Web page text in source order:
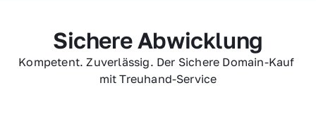
Sichere Abwicklung
Kompetent. Zuverlässig. Der Sichere Domain-Kauf
mit Treuhand-Service